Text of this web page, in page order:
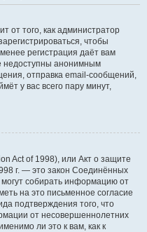
от того, как администратор
чтобы
регистрация даёт вам
недоступны анонимным
отправка email-сообщений,
у вас всего пару минут,
Act of 1998), или Акт о защите
г. — это закон Соединённых
собирать информацию от
на это письменное согласие
подтверждения того, что
от несовершеннолетних
ли это к вам, как к